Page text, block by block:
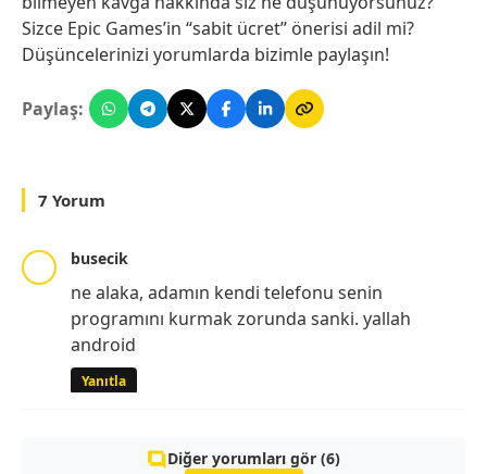
Sizce Epic Games’in “sabit ücret” önerisi adil mi?
Düşüncelerinizi yorumlarda bizimle paylaşın!
Paylaş:
7 Yorum
busecik
ne alaka, adamın kendi telefonu senin
programını kurmak zorunda sanki. yallah
android
Yanıtla
Diğer yorumları gör (6)